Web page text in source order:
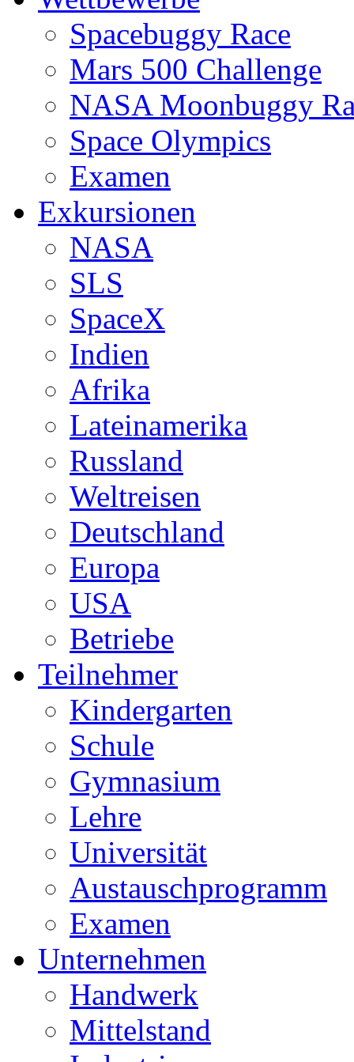
Spacebuggy Race
Mars 500 Challenge
NASA Moonbuggy
Space Olympics
Examen
Exkursionen
NASA
SLS
SpaceX
Indien
Afrika
Lateinamerika
Russland
Weltreisen
Deutschland
Europa
USA
Betriebe
Teilnehmer
Kindergarten
Schule
Gymnasium
Lehre
Universität
Austauschprogramm
Examen
Unternehmen
Handwerk
Mittelstand